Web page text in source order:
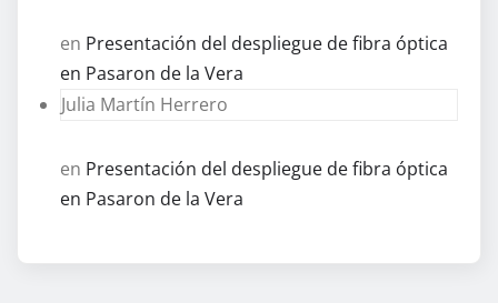
en Presentación del despliegue de fibra óptica
en Pasaron de la Vera
Julia Martín Herrero
en Presentación del despliegue de fibra óptica
en Pasaron de la Vera